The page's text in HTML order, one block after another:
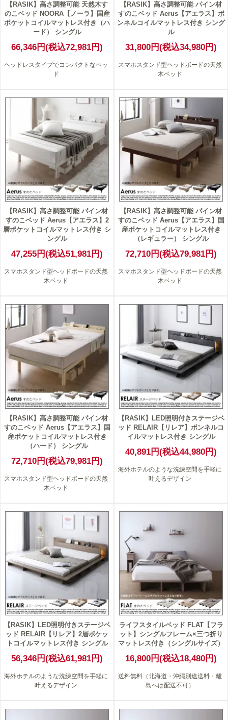
【RASIK】高さ調整可能 天然木す
のこベッド NOORA【ノーラ】国産
ポケットコイルマットレス付き（ハ
ード） シングル
66,346円(税込72,981円)
ヘッドレスタイプでコンパクトなベッ
ド
【RASIK】高さ調整可能 パイン材
すのこベッド Aerus【アエラス】ボ
ンネルコイルマットレス付き シング
ル
31,800円(税込34,980円)
スマホスタンド型ヘッドボードの天然
木ベッド
【RASIK】高さ調整可能 パイン材
すのこベッド Aerus【アエラス】2
層ポケットコイルマットレス付き シ
ングル
47,255円(税込51,981円)
スマホスタンド型ヘッドボードの天然
木ベッド
【RASIK】高さ調整可能 パイン材
すのこベッド Aerus【アエラス】国
産ポケットコイルマットレス付き
（レギュラー） シングル
72,710円(税込79,981円)
スマホスタンド型ヘッドボードの天然
木ベッド
【RASIK】高さ調整可能 パイン材
すのこベッド Aerus【アエラス】国
産ポケットコイルマットレス付き
（ハード） シングル
72,710円(税込79,981円)
スマホスタンド型ヘッドボードの天然
木ベッド
【RASIK】LED照明付きステージベ
ッド RELAIR【リレア】ボンネルコ
イルマットレス付き シングル
40,891円(税込44,980円)
海外ホテルのような洗練空間を手軽に
叶えるデザイン
【RASIK】LED照明付きステージベ
ッド RELAIR【リレア】2層ポケッ
トコイルマットレス付き シングル
56,346円(税込61,981円)
海外ホテルのような洗練空間を手軽に
叶えるデザイン
ライフスタイルベッド FLAT【フラ
ット】シングルフレーム×三つ折り
マットレス付き（シングルサイズ）
16,800円(税込18,480円)
送料無料（北海道・沖縄別途送料・離
島へは配送不可）